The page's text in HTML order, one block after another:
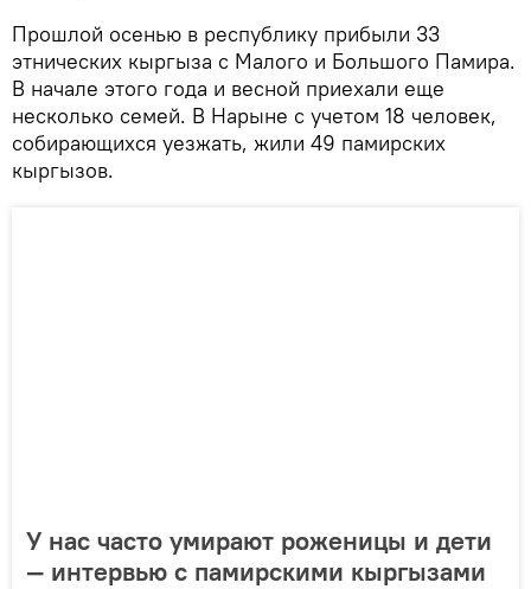
Прошлой осенью в республику прибыли 33
этнических кыргыза с Малого и Большого Памира.
В начале этого года и весной приехали еще
несколько семей. В Нарыне с учетом 18 человек,
собирающихся уезжать, жили 49 памирских
кыргызов.
У нас часто умирают роженицы и дети
— интервью с памирскими кыргызами